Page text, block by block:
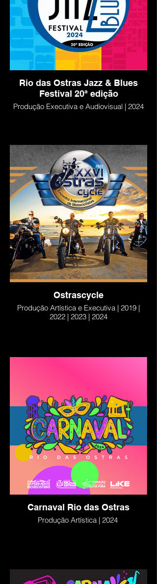
Rio das Ostras Jazz & Blues
Festival 20ª edição
Produção Executiva e Audiovisual | 2024
Ostrascycle
Produção Artística e Executiva | 2019 |
2022 | 2023 | 2024
Carnaval Rio das Ostras
Produção Artística | 2024